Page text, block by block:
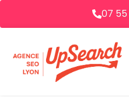
07